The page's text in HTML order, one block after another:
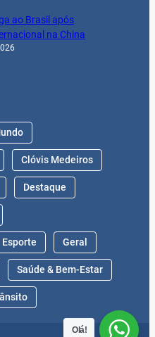
ao Brasil após
na China
Clóvis Medeiros
Destaque
Esporte Geral
Saúde & Bem-Estar
Olá!